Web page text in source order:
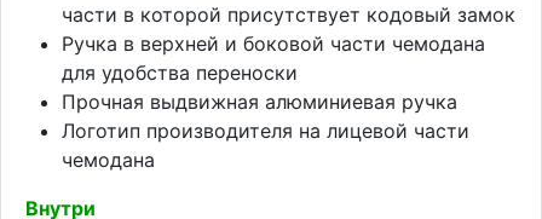
части в которой присутствует кодовый замок
Ручка в верхней и боковой части чемодана
для удобства переноски
Прочная выдвижная алюминиевая ручка
Логотип производителя на лицевой части
чемодана
Внутри